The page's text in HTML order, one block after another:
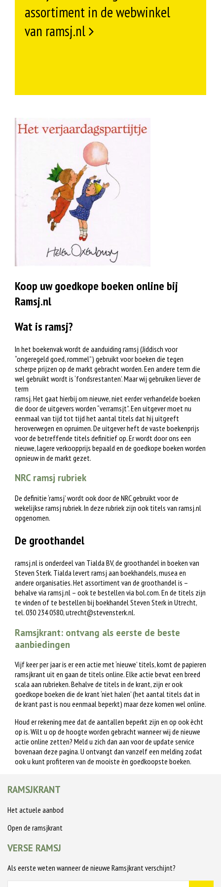
assortiment in de webwinkel
van ramsj.nl
Koop uw goedkope boeken online bij
Ramsj.nl
Wat is ramsj?
In het boekenvak wordt de aanduiding ramsj (Jiddisch voor
“ongeregeld goed, rommel”) gebruikt voor boeken die tegen
scherpe prijzen op de markt gebracht worden. Een andere term die
wel gebruikt wordt is ‘fondsrestanten’. Maar wij gebruiken liever de
term
ramsj. Het gaat hierbij om nieuwe, niet eerder verhandelde boeken
die door de uitgevers worden “verramsjt”. Een uitgever moet nu
eenmaal van tijd tot tijd het aantal titels dat hij uitgeeft
heroverwegen en opruimen. De uitgever heft de vaste boekenprijs
voor de betreffende titels definitief op. Er wordt door ons een
nieuwe, lagere verkoopprijs bepaald en de goedkope boeken worden
opnieuw in de markt gezet.
NRC ramsj rubriek
De definitie ‘ramsj’ wordt ook door de NRC gebruikt voor de
wekelijkse ramsj rubriek. In deze rubriek zijn ook titels van ramsj.nl
opgenomen.
De groothandel
ramsj.nl is onderdeel van Tialda BV, de groothandel in boeken van
Steven Sterk. Tialda levert ramsj aan boekhandels, musea en
andere organisaties. Het assortiment van de groothandel is –
behalve via ramsj.nl – ook te bestellen via bol.com. En de titels zijn
te vinden of te bestellen bij boekhandel Steven Sterk in Utrecht,
tel. 030 234 0580,utrecht@stevensterk.nl.
Ramsjkrant: ontvang als eerste de beste
aanbiedingen
Vijf keer per jaar is er een actie met ‘nieuwe’ titels, komt de papieren
ramsjkrant uit en gaan de titels online. Elke actie bevat een breed
scala aan rubrieken. Behalve de titels in de krant, zijn er ook
goedkope boeken die de krant ‘niet halen’ (het aantal titels dat in
de krant past is nou eenmaal beperkt) maar deze komen wel online.
Houd er rekening mee dat de aantallen beperkt zijn en op ook ècht
op is. Wilt u op de hoogte worden gebracht wanneer wij de nieuwe
actie online zetten? Meld u zich dan aan voor de update service
bovenaan deze pagina. U ontvangt dan vanzelf een melding zodat
ook u kunt profiteren van de mooiste èn goedkoopste boeken.
RAMSJKRANT
Het actuele aanbod
Open de ramsjkrant
VERSE RAMSJ
Als eerste weten wanneer de nieuwe Ramsjkrant verschijnt?